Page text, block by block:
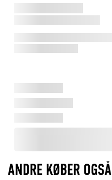
ANDRE KØBER OGSÅ